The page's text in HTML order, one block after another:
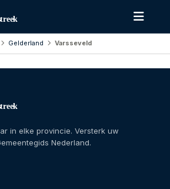
Gelderland Varsseveld
in elke provincie. Versterk uw
Nederland.